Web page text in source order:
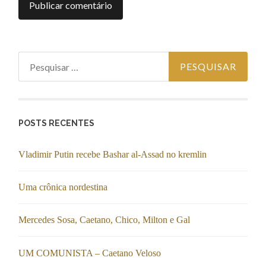
POSTS RECENTES
Vladimir Putin recebe Bashar al-Assad no kremlin
Uma crônica nordestina
Mercedes Sosa, Caetano, Chico, Milton e Gal
UM COMUNISTA – Caetano Veloso